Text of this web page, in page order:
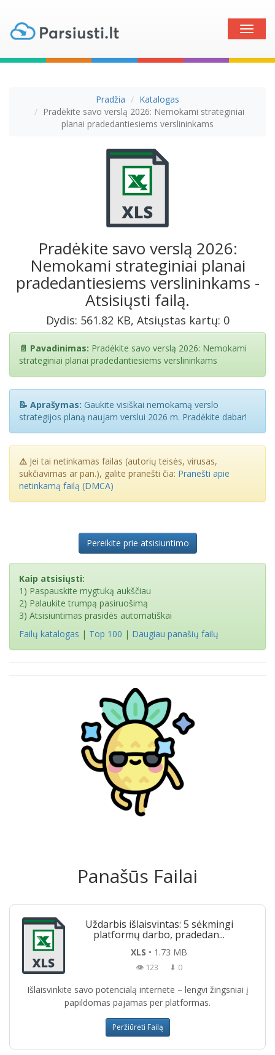
Toggle
Pradžia
Katalogas
Pradėkite savo verslą 2026: Nemokami strateginiai
planai pradedantiesiems verslininkams
Pradėkite savo verslą 2026:
Nemokami strateginiai planai
pradedantiesiems verslininkams -
Atsisiųsti failą.
Dydis: 561.82 KB, Atsiųstas kartų: 0
📄 Pavadinimas: Pradėkite savo verslą 2026: Nemokami
strateginiai planai pradedantiesiems verslininkams
📝 Aprašymas: Gaukite visiškai nemokamą verslo
strategijos planą naujam verslui 2026 m. Pradėkite dabar!
⚠️ Jei tai netinkamas failas (autorių teisės, virusas,
sukčiavimas ar pan.), galite pranešti čia: Pranešti apie
netinkamą failą (DMCA)
Pereikite prie atsisiuntimo
Kaip atsisiųsti:
1) Paspauskite mygtuką aukščiau
2) Palaukite trumpą pasiruošimą
3) Atsisiuntimas prasidės automatiškai
Failų katalogas | Top 100 | Daugiau panašių failų
Panašūs Failai
Uždarbis išlaisvintas: 5 sėkmingi
platformų darbo, pradedan...
XLS • 1.73 MB
👁 123 ⬇ 0
Išlaisvinkite savo potencialą internete – lengvi žingsniai į
papildomas pajamas per platformas.
Peržiūrėti Failą